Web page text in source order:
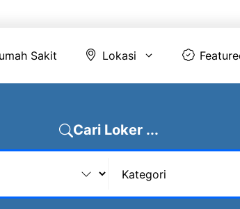
Sakit Lokasi
Cari Loker ...